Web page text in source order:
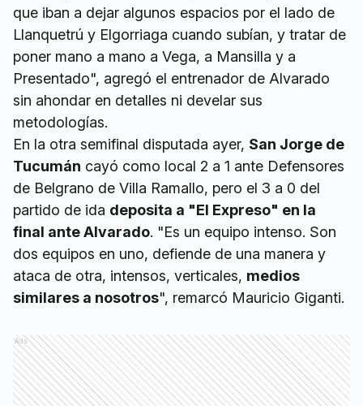
que iban a dejar algunos espacios por el lado de
Llanquetrú y Elgorriaga cuando subían, y tratar de
poner mano a mano a Vega, a Mansilla y a
Presentado", agregó el entrenador de Alvarado
sin ahondar en detalles ni develar sus
metodologías.
En la otra semifinal disputada ayer, San Jorge de
Tucumán cayó como local 2 a 1 ante Defensores
de Belgrano de Villa Ramallo, pero el 3 a 0 del
partido de ida deposita a "El Expreso" en la
final ante Alvarado. "Es un equipo intenso. Son
dos equipos en uno, defiende de una manera y
ataca de otra, intensos, verticales, medios
similares a nosotros", remarcó Mauricio Giganti.
Ads